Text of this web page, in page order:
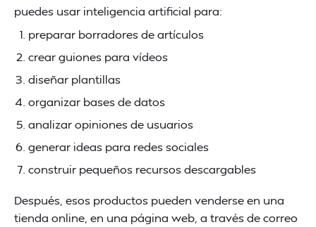
puedes usar inteligencia artificial para:
preparar borradores de artículos
crear guiones para vídeos
diseñar plantillas
organizar bases de datos
analizar opiniones de usuarios
generar ideas para redes sociales
construir pequeños recursos descargables
Después, esos productos pueden venderse en una
tienda online, en una página web, a través de correo